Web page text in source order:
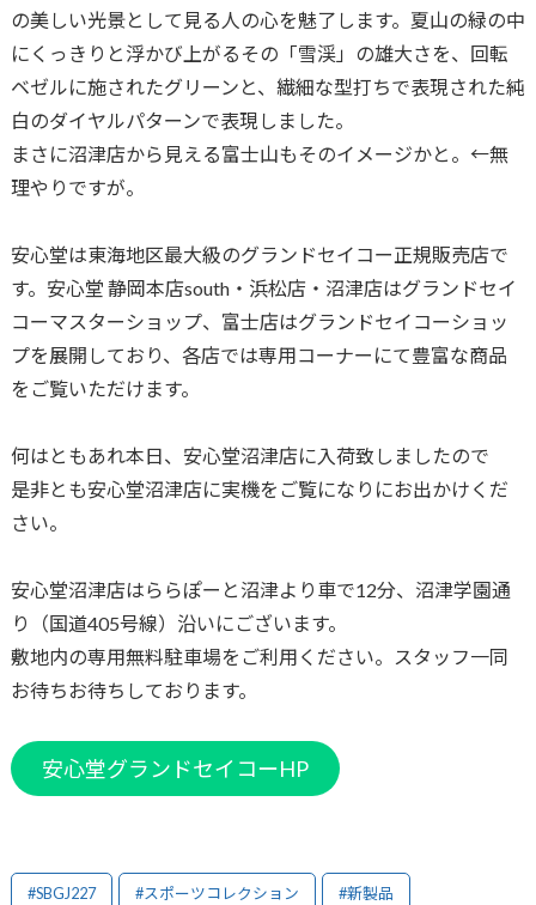
の美しい光景として見る人の心を魅了します。夏山の緑の中
にくっきりと浮かび上がるその「雪渓」の雄大さを、回転
ベゼルに施されたグリーンと、繊細な型打ちで表現された純
白のダイヤルパターンで表現しました。
まさに沼津店から見える富士山もそのイメージかと。←無
理やりですが。
安心堂は東海地区最大級のグランドセイコー正規販売店で
す。安心堂 静岡本店south・浜松店・沼津店はグランドセイ
コーマスターショップ、富士店はグランドセイコーショッ
プを展開しており、各店では専用コーナーにて豊富な商品
をご覧いただけます。
何はともあれ本日、安心堂沼津店に入荷致しましたので
是非とも安心堂沼津店に実機をご覧になりにお出かけくだ
さい。
安心堂沼津店はららぽーと沼津より車で12分、沼津学園通
り（国道405号線）沿いにございます。
敷地内の専用無料駐車場をご利用ください。スタッフ一同
お待ちお待ちしております。
安心堂グランドセイコーHP
#SBGJ227 #スポーツコレクション #新製品